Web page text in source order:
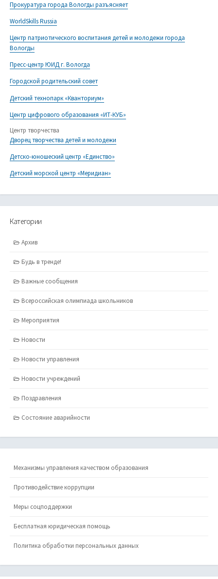
Прокуратура города Вологды разъясняет
WorldSkills Russia
Центр патриотического воспитания детей и молодежи города
Вологды
Пресс-центр ЮИД г. Вологда
Городской родительский совет
Детский технопарк «Кванториум»
Центр цифрового образования «ИТ-КУБ»
Центр творчества
Дворец творчества детей и молодежи
Детско-юношеский центр «Единство»
Детский морской центр «Меридиан»
Категории
Архив
Будь в тренде!
Важные сообщения
Всероссийская олимпиада школьников
Мероприятия
Новости
Новости управления
Новости учреждений
Поздравления
Состояние аварийности
Механизмы управления качеством образования
Противодействие коррупции
Меры соцподдержки
Бесплатная юридическая помощь
Политика обработки персональных данных